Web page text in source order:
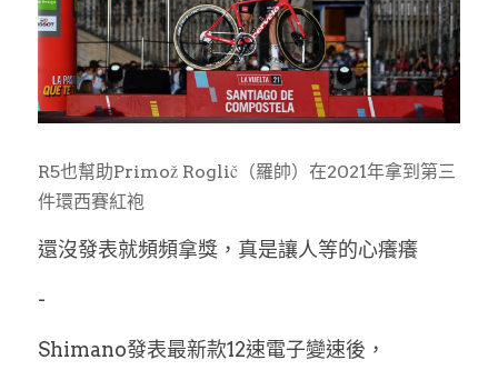
R5也幫助Primož Roglič（羅帥）在2021年拿到第三
件環西賽紅袍
還沒發表就頻頻拿獎，真是讓人等的心癢癢
-
Shimano發表最新款12速電子變速後，